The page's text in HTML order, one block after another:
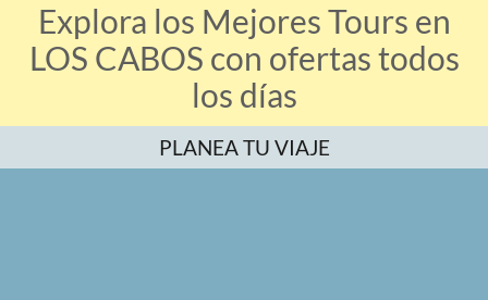
Explora los Mejores Tours en
LOS CABOS con ofertas todos
los días
PLANEA TU VIAJE